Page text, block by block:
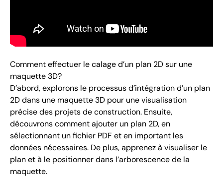
Comment effectuer le calage d’un plan 2D sur une
maquette 3D?
D’abord, explorons le processus d’intégration d’un plan
2D dans une maquette 3D pour une visualisation
précise des projets de construction. Ensuite,
découvrons comment ajouter un plan 2D, en
sélectionnant un fichier PDF et en important les
données nécessaires. De plus, apprenez à visualiser le
plan et à le positionner dans l’arborescence de la
maquette.